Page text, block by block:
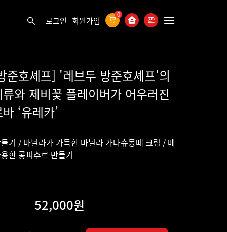
로그인 회원가입
0
준호셰프] '레브두 방준호셰프'의
와 제비꽃 플레이버가 어우러진
‘유레카’
기 / 바닐라가 가득한 바닐라 가나슈몽떼 크림 / 베
한 콩피추르 만들기
52,000원